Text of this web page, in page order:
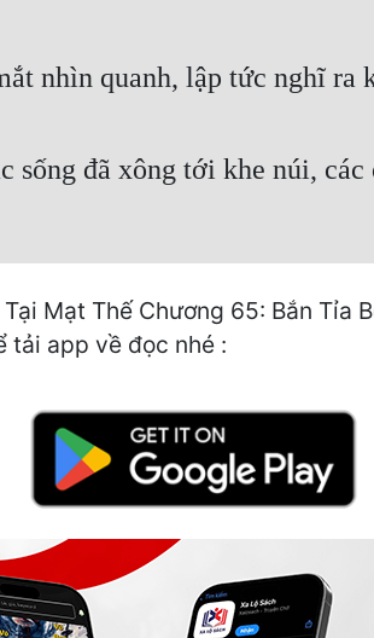
nhìn quanh, lập tức nghĩ ra
sống đã xông tới khe núi,
Mạt Thế Chương 65: Bắn
tải app về đọc nhé :